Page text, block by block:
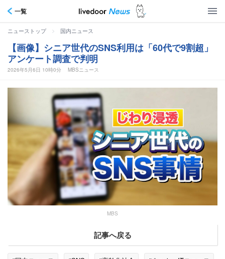
一覧
ニューストップ > 国内ニュース
【画像】シニア世代のSNS利用は「60代で9割超」
アンケート調査で判明
2026年5月6日 10時0分 MBSニュース
MBS
記事へ戻る